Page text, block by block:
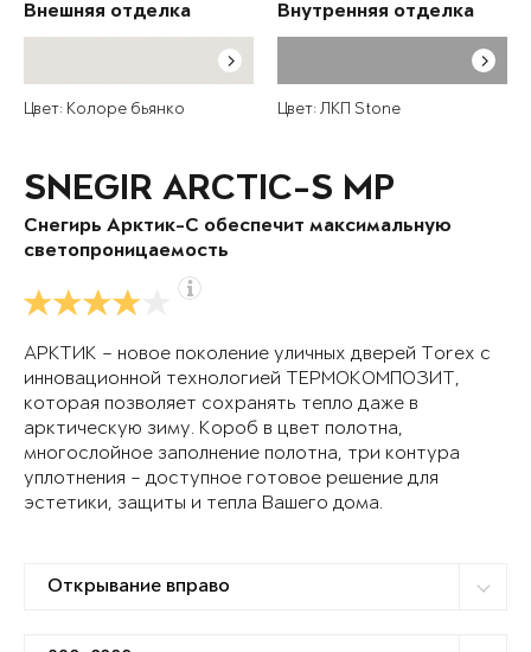
Внешняя отделка
Цвет: Колоре бьянко
Внутренняя отделка
Цвет: ЛКП Stone
SNEGIR ARCTIC-S MP
Снегирь Арктик-С обеспечит максимальную
светопроницаемость
АРКТИК – новое поколение уличных дверей Torex с
инновационной технологией ТЕРМОКОМПОЗИТ,
которая позволяет сохранять тепло даже в
арктическую зиму. Короб в цвет полотна,
многослойное заполнение полотна, три контура
уплотнения – доступное готовое решение для
эстетики, защиты и тепла Вашего дома.